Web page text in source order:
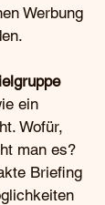
Werbung
ein
Wofür,
man es?
Briefing